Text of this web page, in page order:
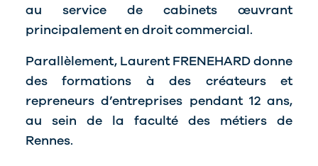
au service de cabinets œuvrant
principalement en droit commercial.
Parallèlement, Laurent FRENEHARD donne
des formations à des créateurs et
repreneurs d’entreprises pendant 12 ans,
au sein de la faculté des métiers de
Rennes.